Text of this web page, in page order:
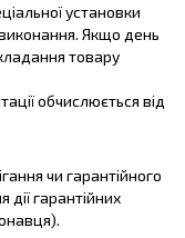
установки
Якщо день
товару
обчислюється від
чи гарантійного
дії гарантійних